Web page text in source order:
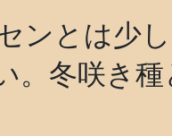
ンとは少
。冬咲き